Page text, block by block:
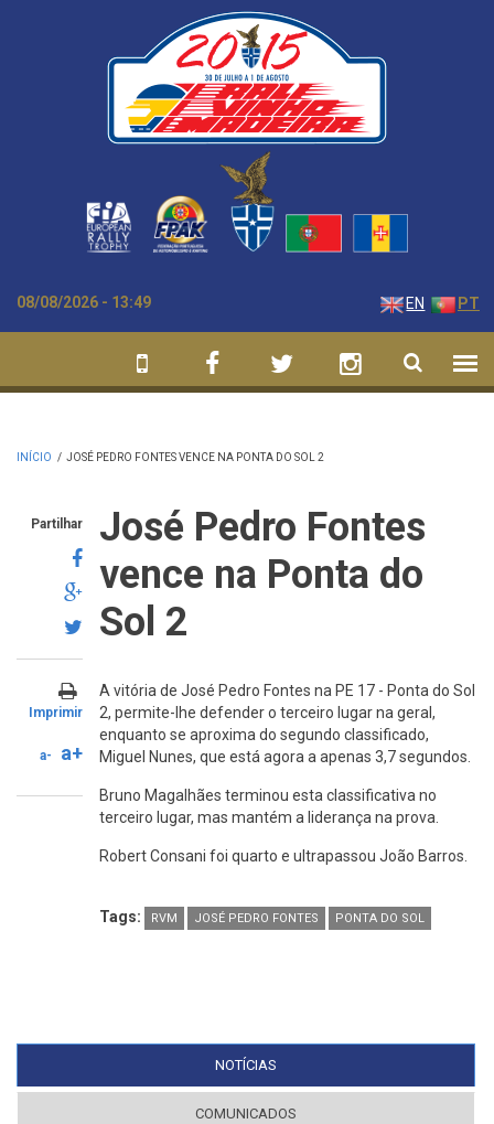
Passar para o conteúdo principal
08/08/2026 - 13:49 EN PT
INÍCIO / JOSÉ PEDRO FONTES VENCE NA PONTA DO SOL 2
Partilhar
Imprimir
a- a+
José Pedro Fontes
vence na Ponta do
Sol 2
A vitória de José Pedro Fontes na PE 17 - Ponta do Sol
2, permite-lhe defender o terceiro lugar na geral,
enquanto se aproxima do segundo classificado,
Miguel Nunes, que está agora a apenas 3,7 segundos.
Bruno Magalhães terminou esta classificativa no
terceiro lugar, mas mantém a liderança na prova.
Robert Consani foi quarto e ultrapassou João Barros.
Tags: RVM JOSÉ PEDRO FONTES PONTA DO SOL
NOTÍCIAS
COMUNICADOS